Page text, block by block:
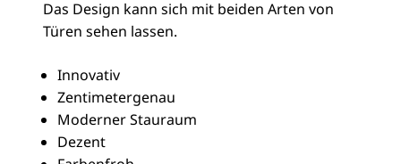
Das Design kann sich mit beiden Arten von
Türen sehen lassen.
Innovativ
Zentimetergenau
Moderner Stauraum
Dezent